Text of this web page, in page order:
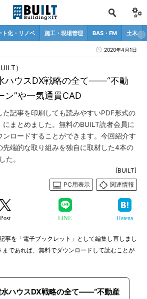
ト化・リノベ 施工・現場管理 BAS・FM 土木
2020年4月1日
ハウスDX戦略の全て――“不動
ン”や一気通貫CAD
）
た記事を印刷しても読みやすいPDF形式の
にまとめました。無料のBUILT読者会員に
ロードすることができます。今回紹介す
先端的な取り組みを独自に取材した4本の
た。
[BUILT]
PC用表示
関連情報
Post LINE Hatena
事を「電子ブックレット」として編集し直しまし
まであれば、無料でダウンロードして読むことが
水ハウスDX戦略の全て――“不動産